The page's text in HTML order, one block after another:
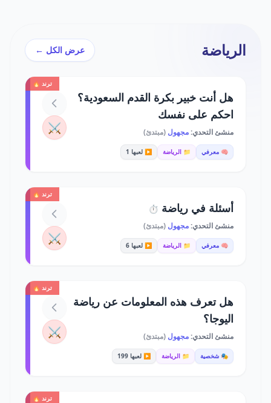
الرياضة عرض الكل ←
ترند 🔥
هل أنت خبير بكرة القدم السعودية؟
احكم على نفسك
منشئ التحدي:مجهول (مبتدئ)
🧠 معرفي 📁 الرياضة ▶️ لعبها 1
⚔️
ترند 🔥
أسئلة في رياضة ⏱️
منشئ التحدي:مجهول (مبتدئ)
🧠 معرفي 📁 الرياضة ▶️ لعبها 6 ⚔️
ترند 🔥
هل تعرف هذه المعلومات عن رياضة
اليوجا؟
منشئ التحدي:مجهول (مبتدئ)
🎭 شخصية 📁 الرياضة ▶️ لعبها 199
⚔️
ترند 🔥